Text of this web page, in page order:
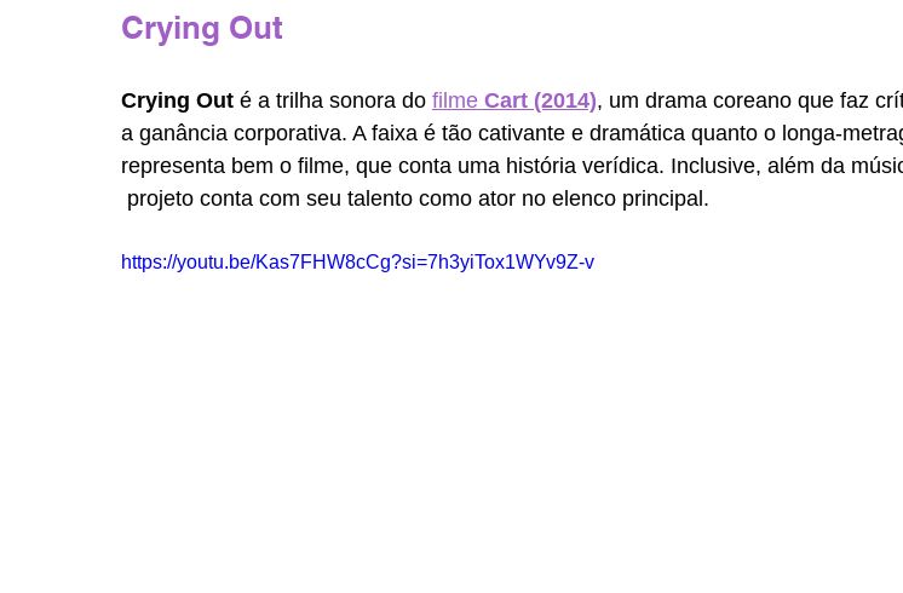
Crying Out
Crying Out é a trilha sonora do filme Cart (2014), um drama coreano que faz
a ganância corporativa. A faixa é tão cativante e dramática quanto o longa-
representa bem o filme, que conta uma história verídica. Inclusive, além da
projeto conta com seu talento como ator no elenco principal.
https://youtu.be/Kas7FHW8cCg?si=7h3yiTox1WYv9Z-v